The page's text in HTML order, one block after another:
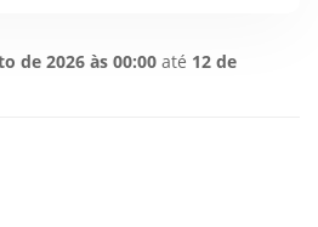
de 2026 às 00:00 até 12 de